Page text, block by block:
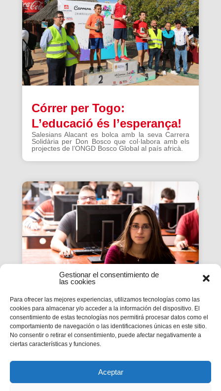
Gestionar el consentimiento de
las cookies
Para ofrecer las mejores experiencias, utilizamos tecnologías como las
cookies para almacenar y/o acceder a la información del dispositivo. El
consentimiento de estas tecnologías nos permitirá procesar datos como el
comportamiento de navegación o las identificaciones únicas en este sitio.
No consentir o retirar el consentimiento, puede afectar negativamente a
ciertas características y funciones.
Aceptar
Córrer per Togo:
L’educació és l’esperança!
Salesians Alacant es bolca amb la seva Carrera
Solidària per Don Bosco que col·labora amb els
projectes de l’ONGD Bosco Global al país africà.
La innovació nacional
passa per sis centres
salesians de FP
Els centres salesians que imparteixen Formació
convocatòria del Ministeri d’Educació la seva